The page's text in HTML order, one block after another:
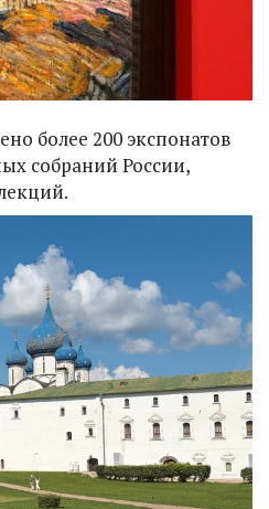
более 200 экспонатов
собраний России,